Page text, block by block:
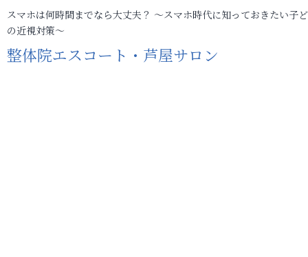
スマホは何時間までなら大丈夫？ ～スマホ時代に知っておきたい子
の近視対策～
整体院エスコート・芦屋サロン